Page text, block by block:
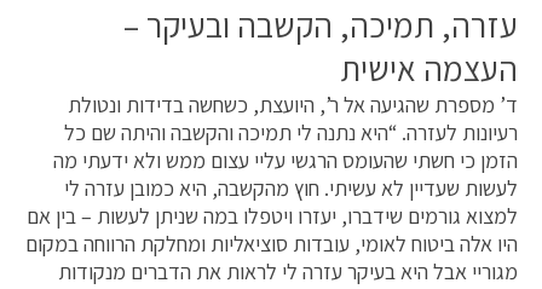
עזרה, תמיכה, הקשבה ובעיקר –
העצמה אישית
ד’ מספרת שהגיעה אל ר’, היועצת, כשחשה בדידות ונטולת
רעיונות לעזרה. “היא נתנה לי תמיכה והקשבה והיתה שם כל
הזמן כי חשתי שהעומס הרגשי עליי עצום ממש ולא ידעתי מה
לעשות שעדיין לא עשיתי. חוץ מהקשבה, היא כמובן עזרה לי
למצוא גורמים שידברו, יעזרו ויטפלו במה שניתן לעשות – בין אם
היו אלה ביטוח לאומי, עובדות סוציאליות ומחלקת הרווחה במקום
מגוריי אבל היא בעיקר עזרה לי לראות את הדברים מנקודות